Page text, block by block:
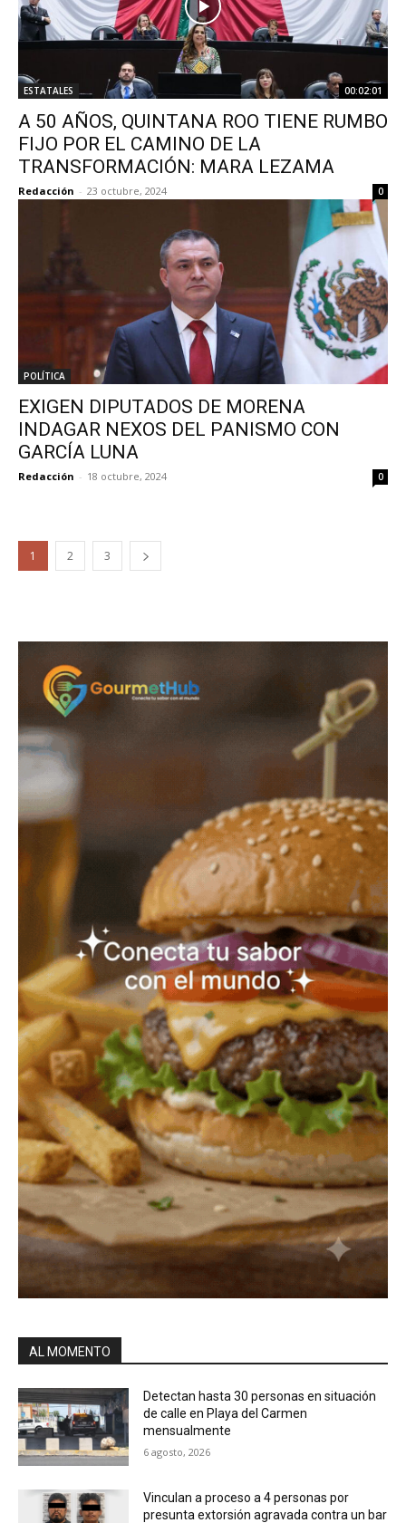
ESTATALES 00:02:01
A 50 AÑOS, QUINTANA ROO TIENE RUMBO
FIJO POR EL CAMINO DE LA
TRANSFORMACIÓN: MARA LEZAMA
Redacción - 23 octubre, 2024 0
POLÍTICA
EXIGEN DIPUTADOS DE MORENA
INDAGAR NEXOS DEL PANISMO CON
GARCÍA LUNA
Redacción - 18 octubre, 2024 0
1 2 3
AL MOMENTO
Detectan hasta 30 personas en situación
de calle en Playa del Carmen
mensualmente
6 agosto, 2026
Vinculan a proceso a 4 personas por
presunta extorsión agravada contra un bar